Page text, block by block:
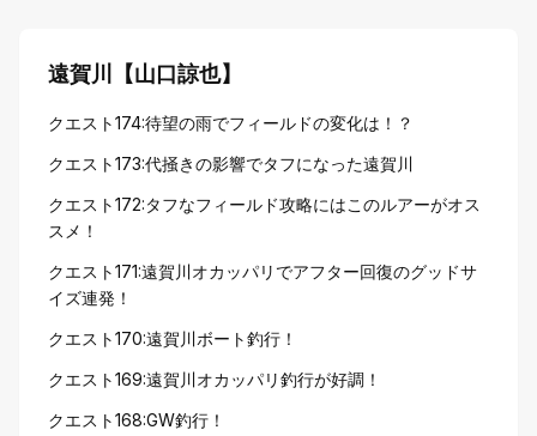
遠賀川【山口諒也】
クエスト174:待望の雨でフィールドの変化は！？
クエスト173:代掻きの影響でタフになった遠賀川
クエスト172:タフなフィールド攻略にはこのルアーがオス
スメ！
クエスト171:遠賀川オカッパリでアフター回復のグッドサ
イズ連発！
クエスト170:遠賀川ボート釣行！
クエスト169:遠賀川オカッパリ釣行が好調！
クエスト168:GW釣行！